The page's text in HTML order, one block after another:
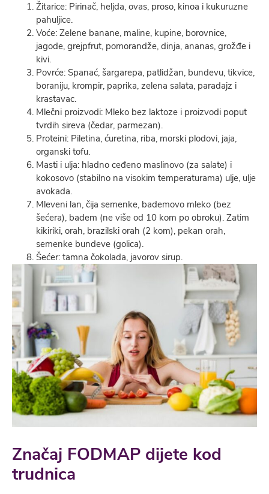
Žitarice: Pirinač, heljda, ovas, proso, kinoa i kukuruzne
pahuljice.
Voće: Zelene banane, maline, kupine, borovnice,
jagode, grejpfrut, pomorandže, dinja, ananas, grožđe i
kivi.
Povrće: Spanać, šargarepa, patlidžan, bundevu, tikvice,
boraniju, krompir, paprika, zelena salata, paradajz i
krastavac.
Mlečni proizvodi: Mleko bez laktoze i proizvodi poput
tvrdih sireva (čedar, parmezan).
Proteini: Piletina, ćuretina, riba, morski plodovi, jaja,
organski tofu.
Masti i ulja: hladno ceđeno maslinovo (za salate) i
kokosovo (stabilno na visokim temperaturama) ulje, ulje
avokada.
Mleveni lan, čija semenke, bademovo mleko (bez
šećera), badem (ne više od 10 kom po obroku). Zatim
kikiriki, orah, brazilski orah (2 kom), pekan orah,
semenke bundeve (golica).
Šećer: tamna čokolada, javorov sirup.
Značaj FODMAP dijete kod
trudnica